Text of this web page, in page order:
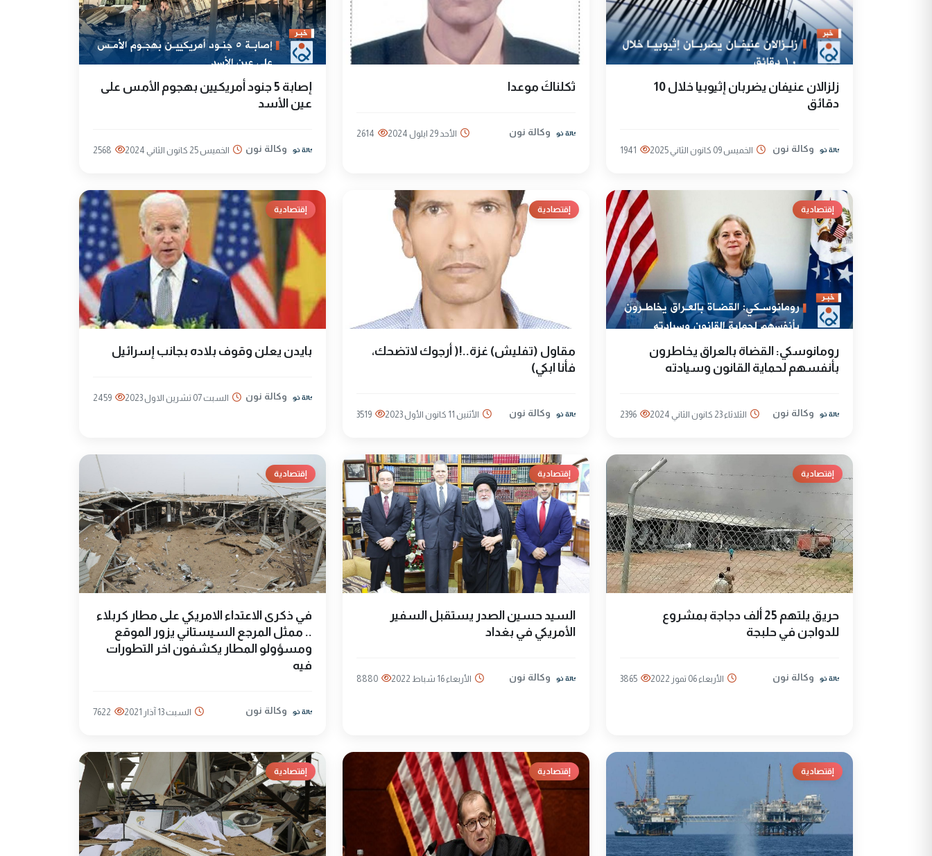
زلزالان عنيفان يضربان إثيوبيا خلال 10
دقائق
وكالة نون الخميس 09 كانون الثاني 2025 1941
ثكلناكَ موعدا
وكالة نون الأحد 29 ايلول 2024 2614
إصابة 5 جنود أمريكيين بهجوم الأمس على
عين الأسد
وكالة نون الخميس 25 كانون الثاني 2024 2568
إقتصادية
رومانوسكي: القضاة بالعراق يخاطرون
بأنفسهم لحماية القانون وسيادته
وكالة نون الثلاثاء 23 كانون الثاني 2024 2396
إقتصادية
مقاول (تفليش) غزة..!( أرجوك لاتضحك،
فأنا ابكي)
وكالة نون الأثنين 11 كانون الأول 2023 3519
إقتصادية
بايدن يعلن وقوف بلاده بجانب إسرائيل
وكالة نون السبت 07 تشرين الاول 2023 2459
إقتصادية
حريق يلتهم 25 ألف دجاجة بمشروع
للدواجن في حلبجة
وكالة نون الأربعاء 06 تموز 2022 3865
إقتصادية
السيد حسين الصدر يستقبل السفير
الأمريكي في بغداد
وكالة نون الأربعاء 16 شباط 2022 8880
إقتصادية
في ذكرى الاعتداء الامريكي على مطار كربلاء
.. ممثل المرجع السيستاني يزور الموقع
ومسؤولو المطار يكشفون اخر التطورات
فيه
وكالة نون السبت 13 آذار 2021 7622
إقتصادية إقتصادية إقتصادية